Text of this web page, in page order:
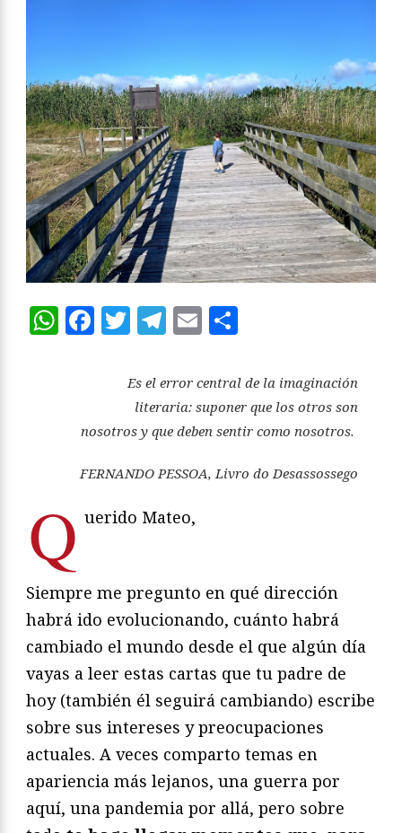
WhatsApp
Facebook
Twitter
Telegram
Email
Es el error central de la imaginación
literaria: suponer que los otros son
nosotros y que deben sentir como nosotros.
FERNANDO PESSOA,Livro do Desassossego
Q uerido Mateo,
Siempre me pregunto en qué dirección
habrá ido evolucionando, cuánto habrá
cambiado el mundo desde el que algún día
vayas a leer estas cartas que tu padre de
hoy (también él seguirá cambiando) escribe
sobre sus intereses y preocupaciones
actuales. A veces comparto temas en
apariencia más lejanos, una guerra por
aquí, una pandemia por allá, pero sobre